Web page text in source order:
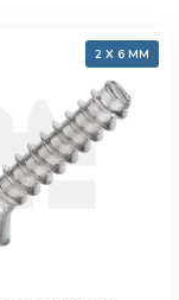
2 X 6 MM